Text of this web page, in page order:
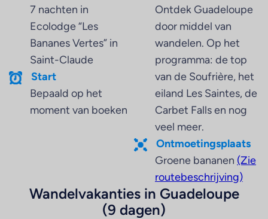
7 nachten in
Ecolodge “Les
Bananes Vertes” in
Saint-Claude
Start
Bepaald op het
moment van boeken
Ontdek Guadeloupe
door middel van
wandelen. Op het
programma: de top
van de Soufrière, het
eiland Les Saintes, de
Carbet Falls en nog
veel meer.
Ontmoetingsplaats
Groene bananen (Zie
routebeschrijving)
Wandelvakanties in Guadeloupe
(9 dagen)